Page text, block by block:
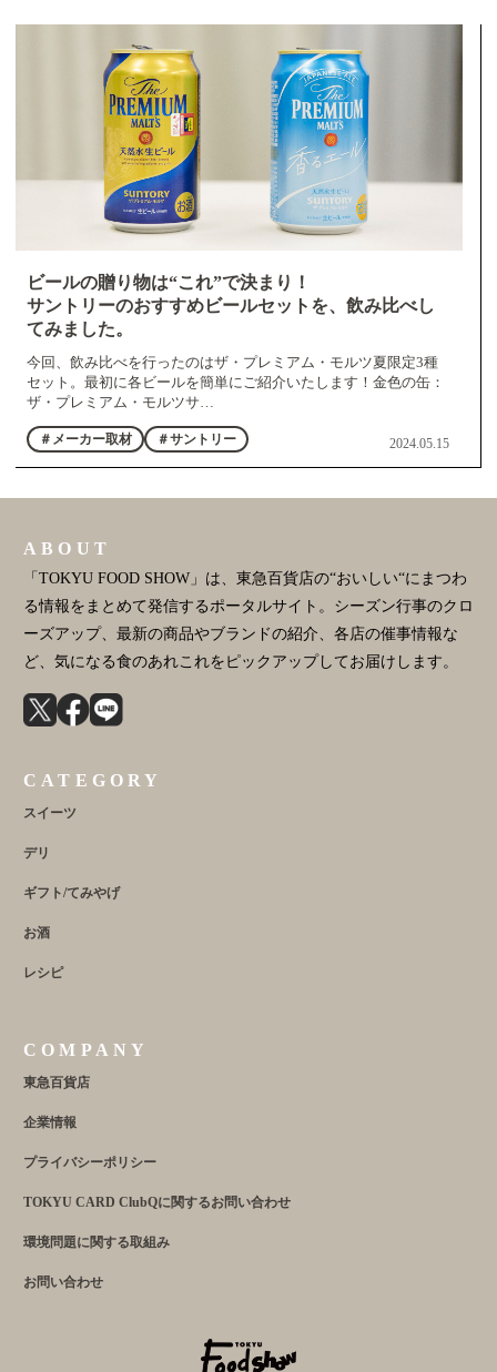
ビールの贈り物は“これ”で決まり！
サントリーのおすすめビールセットを、飲み比べし
てみました。
今回、飲み比べを行ったのはザ・プレミアム・モルツ夏限定3種
セット。最初に各ビールを簡単にご紹介いたします！金色の缶：
ザ・プレミアム・モルツサ…
＃メーカー取材 ＃サントリー 2024.05.15
ABOUT
「TOKYU FOOD SHOW」は、東急百貨店の“おいしい“にまつわ
る情報をまとめて発信するポータルサイト。シーズン行事のクロ
ーズアップ、最新の商品やブランドの紹介、各店の催事情報な
ど、気になる食のあれこれをピックアップしてお届けします。
CATEGORY
スイーツ
デリ
ギフト/てみやげ
お酒
レシピ
COMPANY
東急百貨店
企業情報
プライバシーポリシー
TOKYU CARD ClubQに関するお問い合わせ
環境問題に関する取組み
お問い合わせ